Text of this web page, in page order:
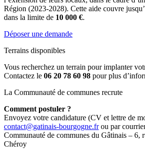
Région (2023-2028). Cette aide couvre
dans la limite de 10 000 €.
Déposer une demande
Terrains disponibles
Vous recherchez un terrain pour implanter
Contactez le 06 20 78 60 98 pour plus
La Communauté de communes recrute
Comment postuler ?
Envoyez votre candidature (CV et lettre de
contact@gatinais-bourgogne.frou par
Communauté de communes du Gâtinais – 6,
Chéroy